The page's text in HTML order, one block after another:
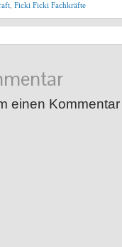
Ficki Ficki Fachkräfte
einen